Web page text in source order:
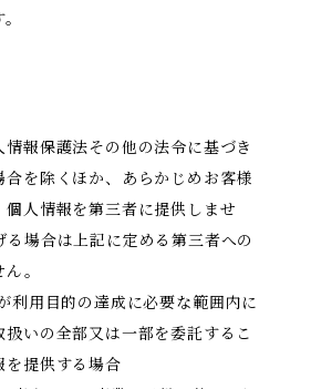
報保護法その他の法令に基づき
合を除くほか、あらかじめお客様
個人情報を第三者に提供しませ
る場合は上記に定める第三者への
。
利用目的の達成に必要な範囲内に
いの全部又は一部を委託するこ
を提供する場合